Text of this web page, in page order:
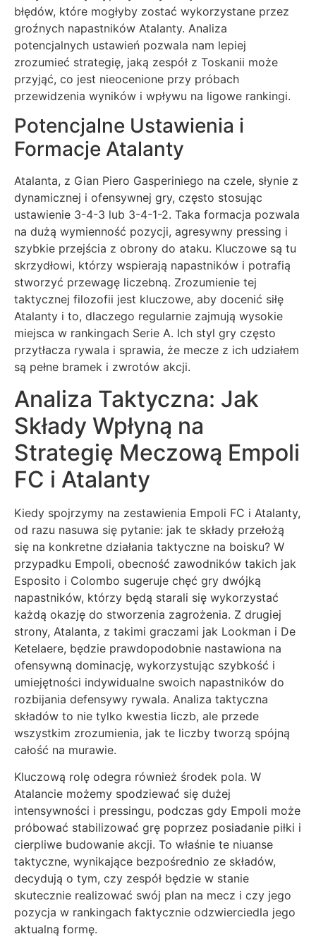
błędów, które mogłyby zostać wykorzystane przez
groźnych napastników Atalanty. Analiza
potencjalnych ustawień pozwala nam lepiej
zrozumieć strategię, jaką zespół z Toskanii może
przyjąć, co jest nieocenione przy próbach
przewidzenia wyników i wpływu na ligowe rankingi.
Potencjalne Ustawienia i
Formacje Atalanty
Atalanta, z Gian Piero Gasperiniego na czele, słynie z
dynamicznej i ofensywnej gry, często stosując
ustawienie 3-4-3 lub 3-4-1-2. Taka formacja pozwala
na dużą wymienność pozycji, agresywny pressing i
szybkie przejścia z obrony do ataku. Kluczowe są tu
skrzydłowi, którzy wspierają napastników i potrafią
stworzyć przewagę liczebną. Zrozumienie tej
taktycznej filozofii jest kluczowe, aby docenić siłę
Atalanty i to, dlaczego regularnie zajmują wysokie
miejsca w rankingach Serie A. Ich styl gry często
przytłacza rywala i sprawia, że mecze z ich udziałem
są pełne bramek i zwrotów akcji.
Analiza Taktyczna: Jak
Składy Wpłyną na
Strategię Meczową Empoli
FC i Atalanty
Kiedy spojrzymy na zestawienia Empoli FC i Atalanty,
od razu nasuwa się pytanie: jak te składy przełożą
się na konkretne działania taktyczne na boisku? W
przypadku Empoli, obecność zawodników takich jak
Esposito i Colombo sugeruje chęć gry dwójką
napastników, którzy będą starali się wykorzystać
każdą okazję do stworzenia zagrożenia. Z drugiej
strony, Atalanta, z takimi graczami jak Lookman i De
Ketelaere, będzie prawdopodobnie nastawiona na
ofensywną dominację, wykorzystując szybkość i
umiejętności indywidualne swoich napastników do
rozbijania defensywy rywala. Analiza taktyczna
składów to nie tylko kwestia liczb, ale przede
wszystkim zrozumienia, jak te liczby tworzą spójną
całość na murawie.
Kluczową rolę odegra również środek pola. W
Atalancie możemy spodziewać się dużej
intensywności i pressingu, podczas gdy Empoli może
próbować stabilizować grę poprzez posiadanie piłki i
cierpliwe budowanie akcji. To właśnie te niuanse
taktyczne, wynikające bezpośrednio ze składów,
decydują o tym, czy zespół będzie w stanie
skutecznie realizować swój plan na mecz i czy jego
pozycja w rankingach faktycznie odzwierciedla jego
aktualną formę.